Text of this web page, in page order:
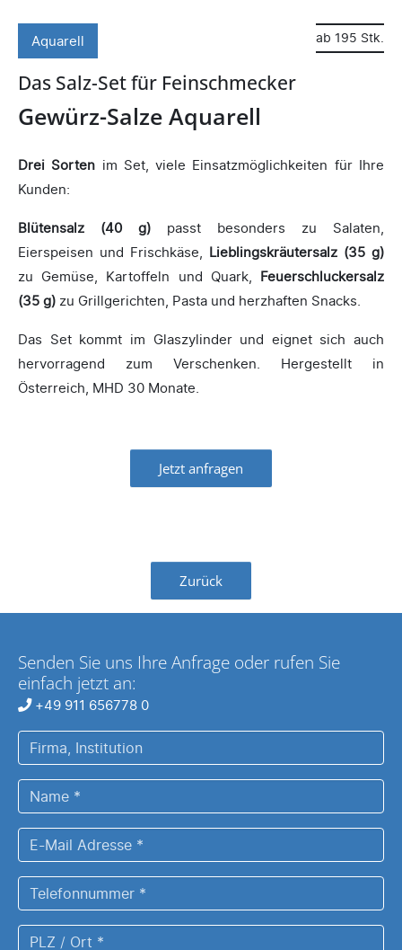
Aquarell ab 195 Stk.
Gewürz-Salze Aquarell
Das Salz-Set für Feinschmecker
Drei Sorten im Set, viele Einsatzmöglichkeiten für Ihre
Kunden:
Blütensalz (40 g) passt besonders zu Salaten,
Eierspeisen und Frischkäse, Lieblingskräutersalz (35 g)
zu Gemüse, Kartoffeln und Quark, Feuerschluckersalz
(35 g) zu Grillgerichten, Pasta und herzhaften Snacks.
Das Set kommt im Glaszylinder und eignet sich auch
hervorragend zum Verschenken. Hergestellt in
Österreich, MHD 30 Monate.
Jetzt anfragen
Zurück
Senden Sie uns Ihre Anfrage oder rufen Sie
einfach jetzt an:
+49 911 656778 0
Firma,
Institution
Name
*
E-
Mail
Adresse
*
Telefonnummer
*
PLZ